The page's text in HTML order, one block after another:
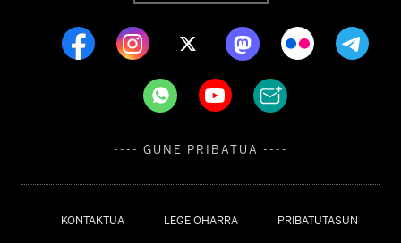
KONTAKTUA LEGE OHARRA PRIBATUTASUN
---- GUNE PRIBATUA ----